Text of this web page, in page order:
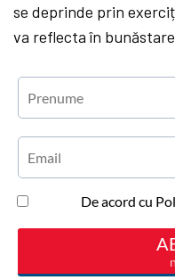
se deprinde prin
va reflecta în